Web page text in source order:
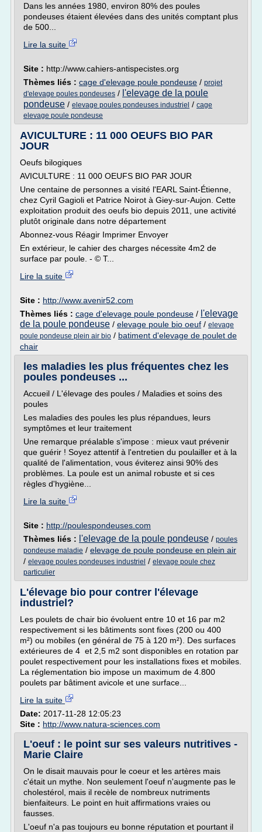
Dans les années 1980, environ 80% des poules
pondeuses étaient élevées dans des unités comptant plus
de 500...
Lire la suite
Site : http://www.cahiers-antispecistes.org
Thèmes liés : cage d'elevage poule pondeuse / projet
d'elevage poules pondeuses / l'elevage de la poule
pondeuse / elevage poules pondeuses industriel / cage
elevage poule pondeuse
AVICULTURE : 11 000 OEUFS BIO PAR
JOUR
Oeufs bilogiques
AVICULTURE : 11 000 OEUFS BIO PAR JOUR
Une centaine de personnes a visité l'EARL Saint-Étienne,
chez Cyril Gagioli et Patrice Noirot à Giey-sur-Aujon. Cette
exploitation produit des oeufs bio depuis 2011, une activité
plutôt originale dans notre département
Abonnez-vous Réagir Imprimer Envoyer
En extérieur, le cahier des charges nécessite 4m2 de
surface par poule. - © T...
Lire la suite
Site : http://www.avenir52.com
Thèmes liés : cage d'elevage poule pondeuse / l'elevage
de la poule pondeuse / elevage poule bio oeuf / elevage
poule pondeuse plein air bio / batiment d'elevage de poulet de
chair
les maladies les plus fréquentes chez les
poules pondeuses ...
Accueil / L'élevage des poules / Maladies et soins des
poules
Les maladies des poules les plus répandues, leurs
symptômes et leur traitement
Une remarque préalable s'impose : mieux vaut prévenir
que guérir ! Soyez attentif à l'entretien du poulailler et à la
qualité de l'alimentation, vous éviterez ainsi 90% des
problèmes. La poule est un animal robuste et si ces
règles d'hygiène...
Lire la suite
Site : http://poulespondeuses.com
Thèmes liés : l'elevage de la poule pondeuse / poules
pondeuse maladie / elevage de poule pondeuse en plein air
/ elevage poules pondeuses industriel / elevage poule chez
particulier
L'élevage bio pour contrer l'élevage
industriel?
Les poulets de chair bio évoluent entre 10 et 16 par m2
respectivement si les bâtiments sont fixes (200 ou 400
m²) ou mobiles (en général de 75 à 120 m²). Des surfaces
extérieures de 4 et 2,5 m2 sont disponibles en rotation par
poulet respectivement pour les installations fixes et mobiles.
La réglementation bio impose un maximum de 4.800
poulets par bâtiment avicole et une surface...
Lire la suite
Date: 2017-11-28 12:05:23
Site : http://www.natura-sciences.com
L'oeuf : le point sur ses valeurs nutritives -
Marie Claire
On le disait mauvais pour le coeur et les artères mais
c'était un mythe. Non seulement l'oeuf n'augmente pas le
cholestérol, mais il recèle de nombreux nutriments
bienfaiteurs. Le point en huit affirmations vraies ou
fausses.
L'oeuf n'a pas toujours eu bonne réputation et pourtant il